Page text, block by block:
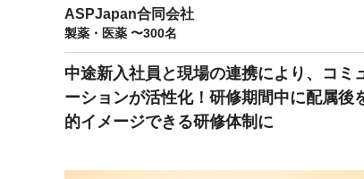
AI人材育成：次世代トップセー
営業担当者のAI活用力を高め、成
AI人材育成：ビジネスライティ
製品
た、
化さ
AIに
ASPJapan合同会社
製薬・医薬 〜300名
中途新入社員と現場の連携により、コミ
ーションが活性化！研修期間中に配属後
的イメージできる研修体制に